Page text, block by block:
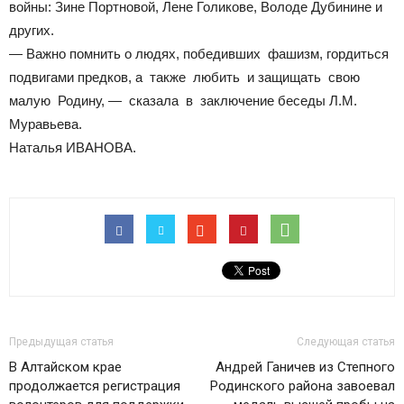
войны: Зине Портновой, Лене Голикове, Володе Дубинине и
других.
— Важно помнить о людях, победивших фашизм, гордиться
подвигами предков, а также любить и защищать свою
малую Родину, — сказала в заключение беседы Л.М.
Муравьева.
Наталья ИВАНОВА.
Предыдущая статья
В Алтайском крае
продолжается регистрация
Следующая статья
Андрей Ганичев из Степного
Родинского района завоевал